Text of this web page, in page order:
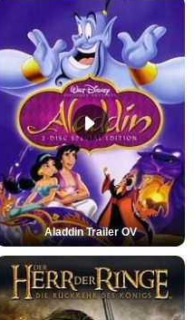
Aladdin Trailer OV